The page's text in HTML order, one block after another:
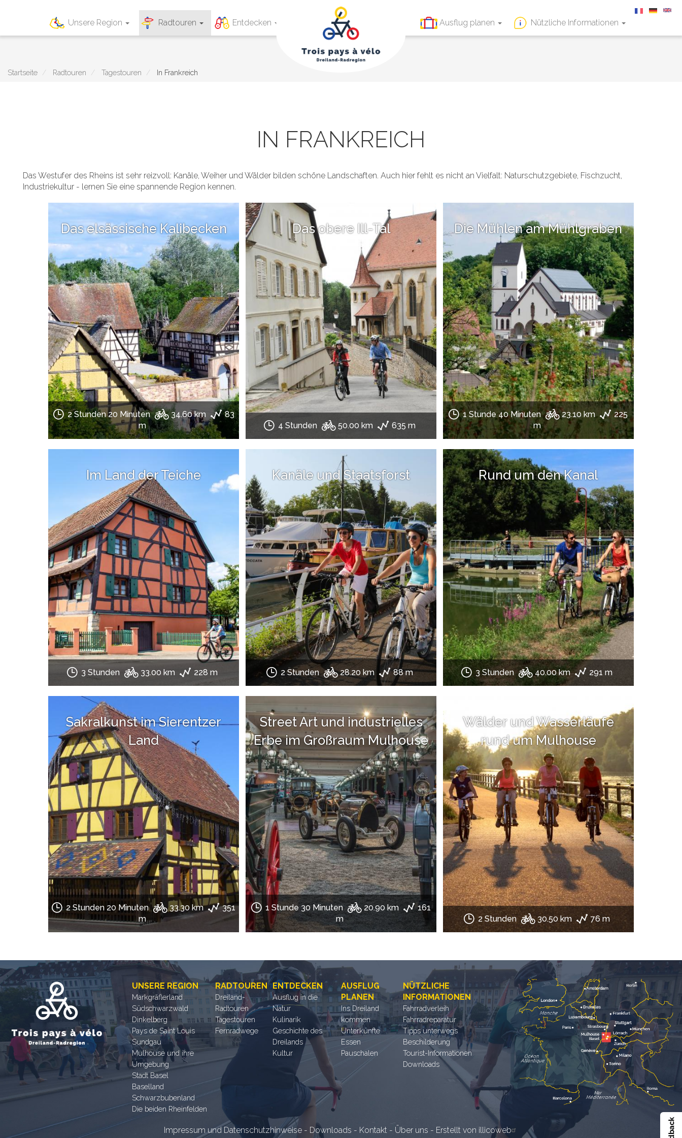
Direkt
navigation
Unsere Region Radtouren Entdecken Ausflug planen Nützliche Informationen
Startseite Radtouren Tagestouren In Frankreich
IN FRANKREICH
Das Westufer des Rheins ist sehr reizvoll: Kanäle, Weiher und Wälder bilden schöne Landschaften. Auch hier fehlt es nicht an Vielfalt: Naturschutzgebiete, Fischzucht,
Industriekultur - lernen Sie eine spannende Region kennen.
Das elsässische Kalibecken
2 Stunden 20 Minuten 34.60 km
83
m
Das obere Ill-Tal
4 Stunden 50.00 km 635 m
Die Mühlen am Mühlgraben
1 Stunde 40 Minuten 23.10 km
225
m
Im Land der Teiche
3 Stunden 33.00 km 228 m
Kanäle und Staatsforst
2 Stunden 28.20 km 88 m
Rund um den Kanal
3 Stunden 40.00 km 291 m
Sakralkunst im Sierentzer
Land
2 Stunden 20 Minuten 33.30 km
351
m
Street Art und industrielles
Erbe im Großraum Mulhouse
1 Stunde 30 Minuten 20.90 km
161
m
Wälder und Wasserläufe
rund um Mulhouse
2 Stunden 30.50 km 76 m
UNSERE REGION
Markgräflerland
Südschwarzwald
Dinkelberg
Pays de Saint Louis
Sundgau
Mulhouse und ihre
Umgebung
Stadt Basel
Baselland
Schwarzbubenland
Die beiden Rheinfelden
RADTOUREN
Dreiland-
Radtouren
Tagestouren
Fernradwege
ENTDECKEN
Ausflug in die
Natur
Kulinarik
Geschichte des
Dreilands
Kultur
AUSFLUG
PLANEN
Ins Dreiland
kommen
Unterkünfte
Essen
Pauschalen
NÜTZLICHE
INFORMATIONEN
Fahrradverleih
Fahrradreparatur
Tipps unterwegs
Beschilderung
Tourist-Informationen
Downloads
Impressum und Datenschutzhinweise- Downloads - Kontakt- Über uns - Erstellt von illicoweb